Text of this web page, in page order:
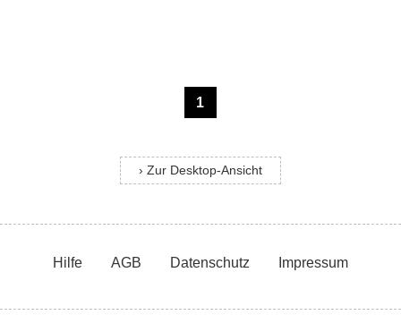
1
› Zur Desktop-Ansicht
Hilfe AGB Datenschutz Impressum